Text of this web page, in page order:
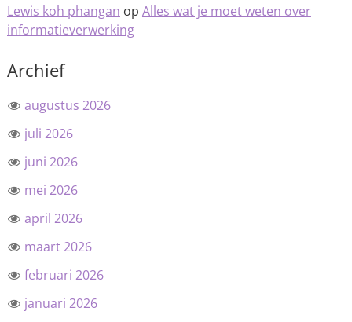
Lewis koh phangan op Alles wat je moet weten over
informatieverwerking
Archief
augustus 2026
juli 2026
juni 2026
mei 2026
april 2026
maart 2026
februari 2026
januari 2026